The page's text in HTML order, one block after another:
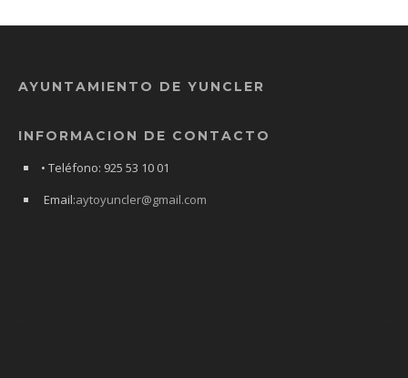
AYUNTAMIENTO DE YUNCLER
INFORMACION DE CONTACTO
• Teléfono: 925 53 10 01
Email:aytoyuncler@gmail.com